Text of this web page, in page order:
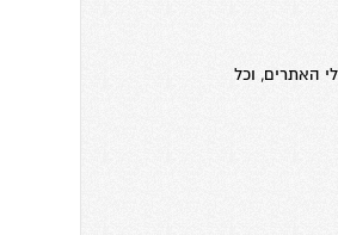
האתרים, וכל